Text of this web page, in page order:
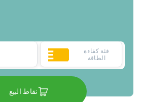
فئة كفاءة
الطاقة
نقاط البيع